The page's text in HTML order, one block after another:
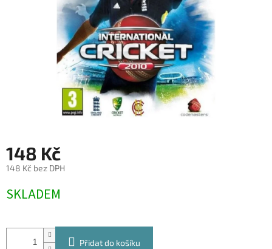
148 Kč
148 Kč bez DPH
cena:
SKLADEM
Přidat do košíku